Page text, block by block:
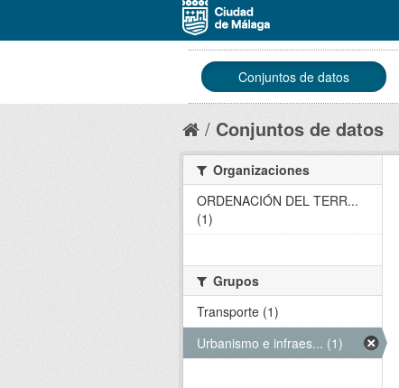
Conjuntos de datos
Conjuntos de datos
Organizaciones
ORDENACIÓN DEL TERR...
(1)
Grupos
Transporte (1)
Urbanismo e infraes... (1)